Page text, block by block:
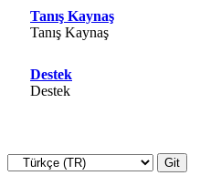
Tanış Kaynaş
Tanış Kaynaş
Destek
Destek